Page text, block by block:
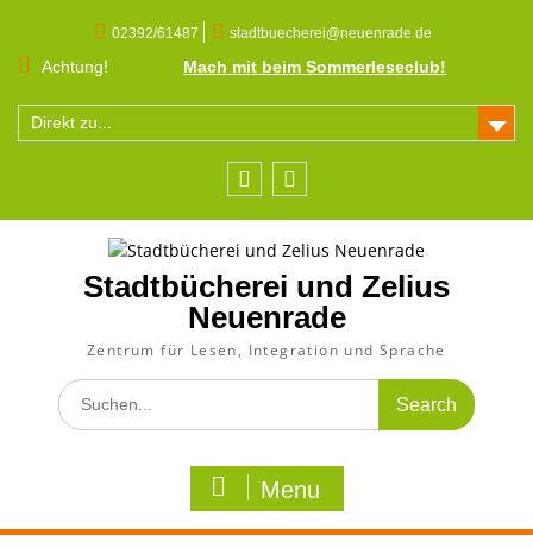
content
02392/61487 stadtbuecherei@neuenrade.de
Achtung! Mach mit beim Sommerleseclub!
Direkt zu...
Stadtbücherei und Zelius
Neuenrade
Zentrum für Lesen, Integration und Sprache
Search
for:
Menu